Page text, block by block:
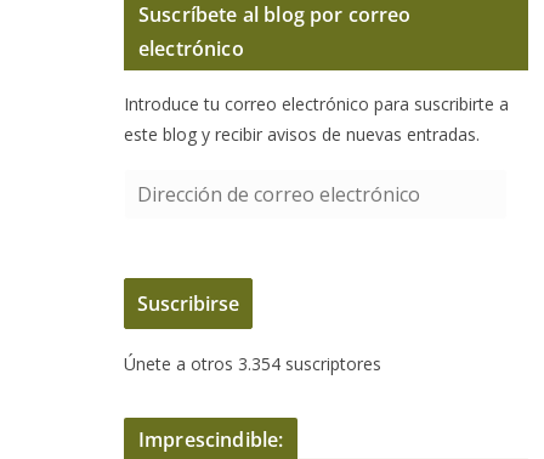
Suscríbete al blog por correo
electrónico
Introduce tu correo electrónico para suscribirte a
este blog y recibir avisos de nuevas entradas.
e
c
i
n
Suscribirse
Únete a otros 3.354 suscriptores
Imprescindible: